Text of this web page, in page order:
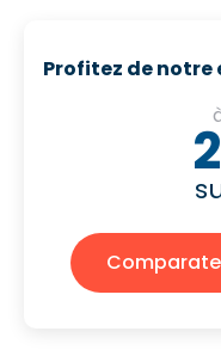
Profitez de notre